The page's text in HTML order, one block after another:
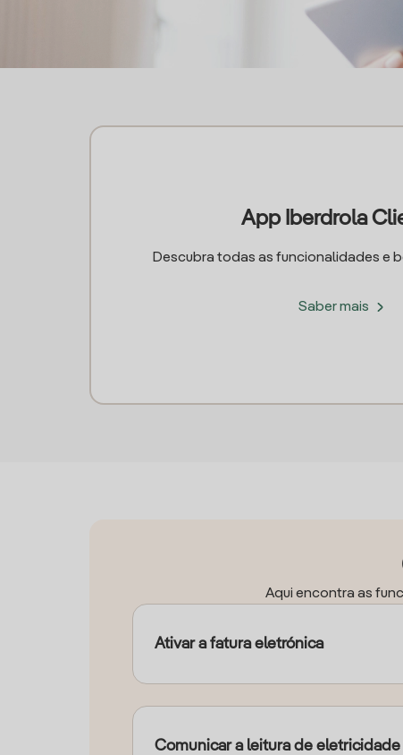
App Iberdrola
Descubra todas as funcionalidades e
Saber mais
Aqui encontra as
Ativar a fatura eletrónica
Comunicar a leitura de eletricidade